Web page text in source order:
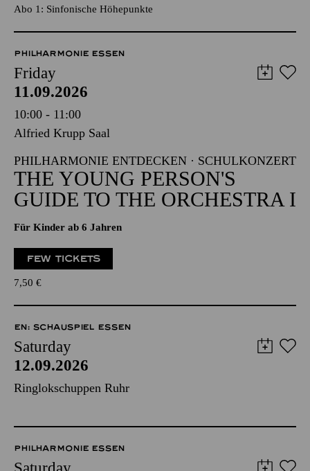
Abo 1: Sinfonische Höhepunkte
PHILHARMONIE ESSEN
Friday
11.09.2026
10:00 - 11:00
Alfried Krupp Saal
PHILHARMONIE ENTDECKEN · SCHULKONZERT
THE YOUNG PERSON'S
GUIDE TO THE ORCHESTRA I
Für Kinder ab 6 Jahren
FEW TICKETS
7,50 €
EN: SCHAUSPIEL ESSEN
Saturday
12.09.2026
Ringlokschuppen Ruhr
PHILHARMONIE ESSEN